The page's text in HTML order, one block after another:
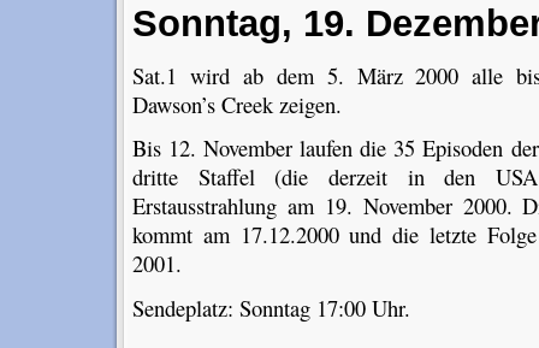
Sonntag, 19.
Sat.1 wird ab dem 5. März 2000 alle
Dawson’s Creek zeigen.
Bis 12. November laufen die 35 Episoden
dritte Staffel (die derzeit in den
Erstausstrahlung am 19. November 2000.
kommt am 17.12.2000 und die letzte
2001.
Sendeplatz: Sonntag 17:00 Uhr.